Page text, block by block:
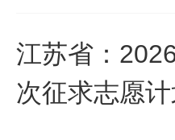
江苏省：
次征求志愿计